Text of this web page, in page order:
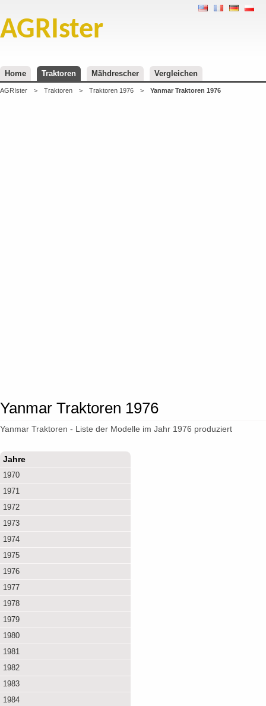
AGRIster
Home Traktoren Mähdrescher Vergleichen
AGRIster > Traktoren > Traktoren 1976 > Yanmar Traktoren 1976
Yanmar Traktoren 1976
Yanmar Traktoren - Liste der Modelle im Jahr 1976 produziert
Jahre
1970
1971
1972
1973
1974
1975
1976
1977
1978
1979
1980
1981
1982
1983
1984